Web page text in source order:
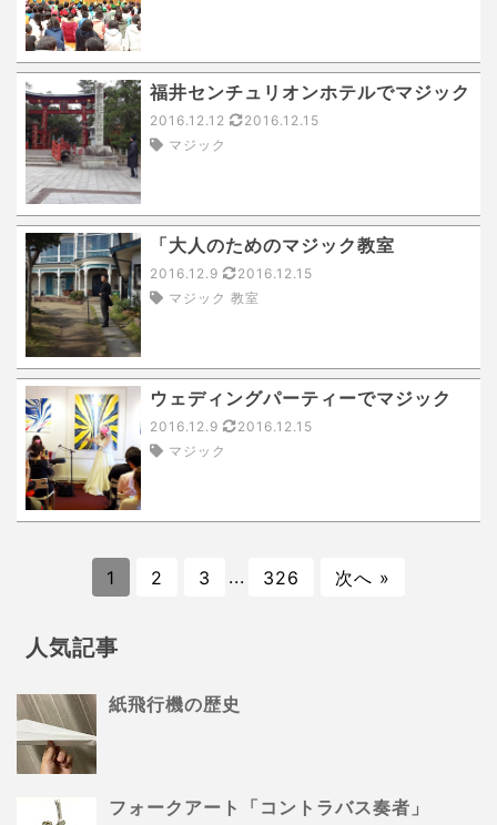
福井センチュリオンホテルでマジック
2016.12.12
2016.12.15
マジック
「大人のためのマジック教室
2016.12.9
2016.12.15
マジック 教室
ウェディングパーティーでマジック
2016.12.9
2016.12.15
マジック
1 2 3 ... 326 次へ »
人気記事
紙飛行機の歴史
フォークアート「コントラバス奏者」